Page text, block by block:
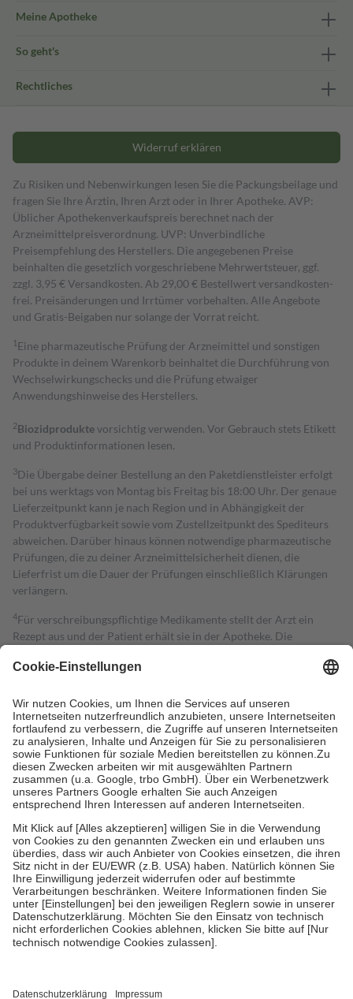
Meine Apotheke
So geht's
Rechtliches
Widerruf erklären
Zu Risiken und Nebenwirkungen lesen Sie die Packungsbeilage und
fragen Sie Ihre Ärztin, Ihren Arzt oder in Ihrer Apotheke. AVP:
Üblicher Apothekenverkaufspreis berechnet nach der
Arzneimittelpreisverordnung. UVP: Unverbindliche
Preisempfehlung des Herstellers. Die angegebenen Preise
beinhalten die gesetzlich vorgeschriebene Mehrwertsteuer, ggf.
zzgl. 3,95 € Versandkosten. Ab 29,00 € Bestell­wert versand­kosten­
frei. Preisänderungen und Irrtümer vorbehalten. Alle Angebote
und Gratis-Beigaben nur solange der Vorrat reicht.
1 Eine pharmazeutische Prüfung der Arzneimittel und sonstigen
Produkte in deinem Warenkorb beinhaltet die Durchführung von
Wechselwirkungschecks und die Prüfung etwaiger
Anwendungshinweise des Herstellers.
2Biozidproduktevorsichtig verwenden. Vor Gebrauch stets Etikett
und Produktinformationen lesen.
3Die Übergabe deiner Bestellung an den Paketdienstleister erfolgt
bei uns werktags von Montag bis Freitag bis 18:00 Uhr. Der genaue
Lieferzeitpunkt kann je nach Region und in Abhängigkeit der
Produktverfügbarkeit sowie vom Zustellzeitpunkt des Spediteurs
abweichen. Darüber hinaus können notwendige pharmazeutische
Prüfungen, die zu deiner Arzneimittelsicherheit dienen, die
Lieferfrist um die Dauer der Prüfungen einschließlich Klärungen
verlängern.
4Für verschreibungspflichtige Medikamente stellt der Arzt ein
Rezept aus und der Patient erhält sie in der Apotheke. Die
Kosten dafür, der Versicherte trägt einen Teil davon als Zuzahlung
Grundsätzlich leisten Mitglieder Zuzahlungen in Höhe von zehn
Prozent des Abgabepreises,mindestensjedochfünf Euround
höchstens zehn Euro.Es sind jedoch nie mehr als die tatsächlichen
Kosten der Leistung zu entrichten.
Diese Regeln gelten grundsätzlich auch für Online-Apotheken.
Bei Heilmitteln und häuslicher Krankenpflege beträgt die
Zuzahlung zehn Prozent der Kosten sowie zehn Euro je
Um das Engagement der Versicherten für ihre eigene Gesundheit zu
stärken und die besondere Stellung der Familie zu unterstützen,
fallenkeine Zuzahlungen an bei:
• Kindern und Jugendlichen bis zum vollendeten 18. Lebensjahr
mit Ausnahme der Fahrkosten
• Untersuchungen zur Vorsorge und Früherkennung, die von der
GKV getragen werden
• empfohlenen Schutzimpfungen
Wir nutzen Trusted Shops als unabhängigen Dienstleister für die